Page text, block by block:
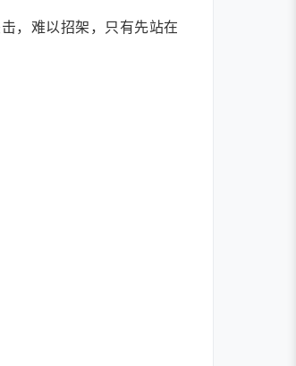
，难以招架，只有先站在